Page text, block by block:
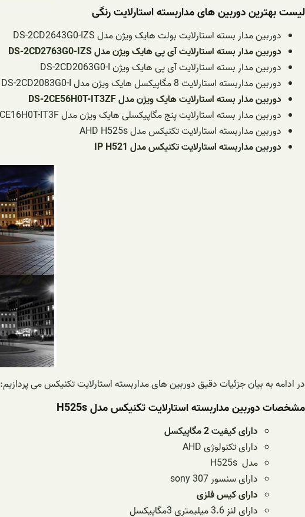
لیست بهترین دوربین های مداربسته استارلایت رنگی
دوربین مدار بسته استارلایت بولت هایک ویژن مدل DS-2CD2643G0-IZS
دوربین مدار بسته استارلایت آی پی هایک ویژن مدل DS-2CD2763G0-IZS
دوربین مدار بسته استارلایت آی پی هایک ویژن DS-2CD2063G0-I
دوربین مداربسته استارلایت 8 مگاپیکسل هایک ویژن مدل DS-2CD2083G0-I
دوربین مدار بسته استارلایت هایک ویژن مدل DS-2CE56H0T-IT3ZF
دوربین مدار بسته استارلایت پنج مگاپیکسلی هایک ویژن مدل DS-2CE16H0T-IT3F
دوربین مداربسته استارلایت تکنیکس مدل AHD H525s
دوربین مداربسته استارلایت تکنیکس مدل IP H521
در ادامه به بیان جزئیات دقیق دوربین های مداربسته استارلایت تکنیکس می پردازیم:
مشخصات دوربین مداربسته استارلایت تکنیکس مدل H525s
دارای کیفیت 2 مگاپیکسل
دارای تکنولوژی AHD
مدل H525s
دارای سنسور sony 307
دارای کیس فلزی
دارای لنز 3.6 میلیمتری 3مگاپیکسل